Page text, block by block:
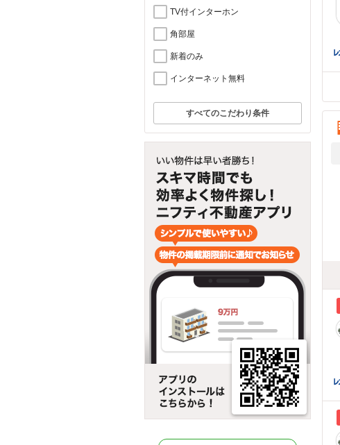
TV付インターホン
角部屋
新着のみ
インターネット無料
すべてのこだわり条件